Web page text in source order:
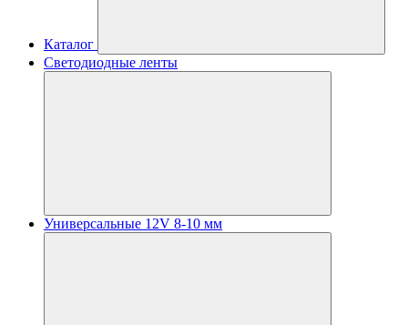
Каталог
Светодиодные ленты
Универсальные 12V 8-10 мм